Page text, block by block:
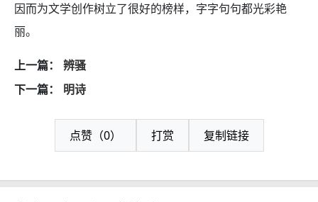
因而为文学创作树立了很好的榜样，字字句句都光彩艳
丽。
上一篇：
辨骚
下一篇：
明诗
点赞（0） 打赏 复制链接